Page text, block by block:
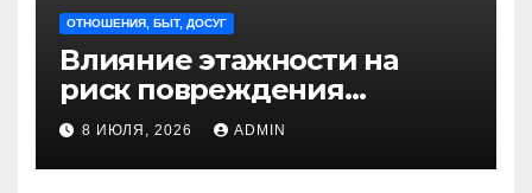
ОТНОШЕНИЯ, БЫТ, ДОСУГ
Влияние этажности на
риск повреждения
недвижимости
8 ИЮЛЯ, 2026 ADMIN